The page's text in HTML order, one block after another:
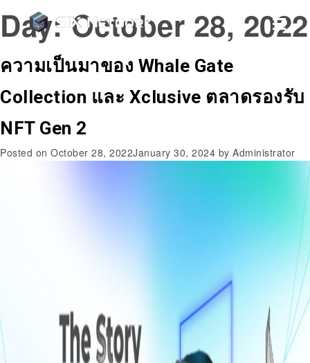
Day:October 28, 2022
ความเป็นมาของ Whale Gate
Collection และ Xclusive ตลาดรองรับ
NFT Gen 2
Posted on October 28, 2022January 30, 2024 by Administrator